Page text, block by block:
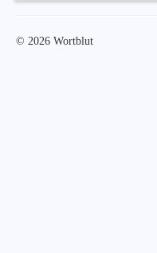
© 2026 Wortblut